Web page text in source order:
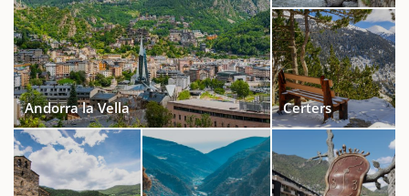
Andorra la Vella Certers